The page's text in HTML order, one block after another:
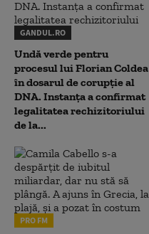
GANDUL.RO
Undă verde pentru
procesul lui Florian Coldea
în dosarul de corupție al
DNA. Instanța a confirmat
legalitatea rechizitoriului
de la...
PRO FM